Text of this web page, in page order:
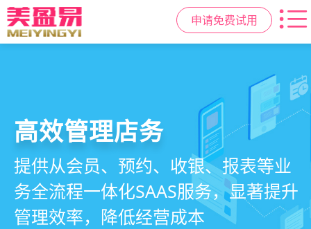
申请免费试用
美容美发管理系统
店务+拓客+020一体化，一站式解决
美发门店经营管理需求
高效管理店务
提供从会员、预约、收银、报表等业
务全流程一体化SAAS服务，显著提升
管理效率，降低经营成本
社交裂变拓客
基于拼团、砍价、分销、异业合作等
网红社交营销玩法，海量爆款方案一
键套用，快速引爆门店客流
小程序商城
小程序链接商家、手艺人、客户，打
通线上线下，让口碑传播有抓手，赋
能社交裂变，盘活私域流量